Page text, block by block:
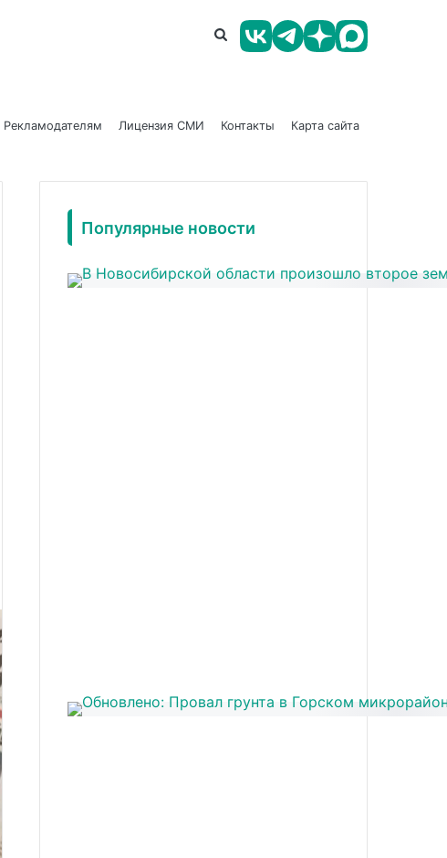
Рекламодателям Лицензия СМИ Контакты Карта сайта
Популярные новости